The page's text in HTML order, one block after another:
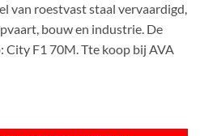
is:
€ 259,00.
van roestvast staal vervaardigd,
bouw en industrie. De
City F1 70M. Tte koop bij AVA